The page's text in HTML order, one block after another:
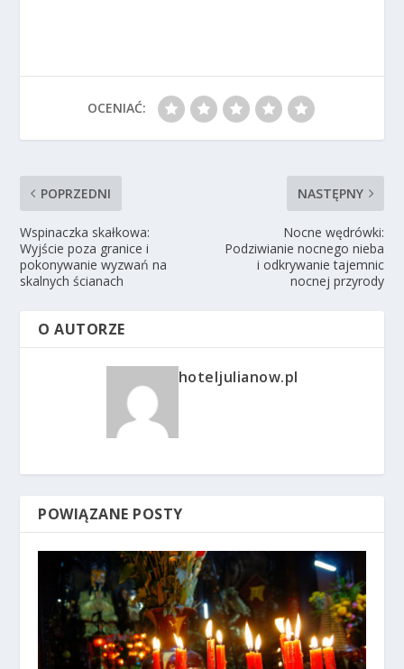
OCENIAĆ:
POPRZEDNI
Wspinaczka skałkowa:
Wyjście poza granice i
pokonywanie wyzwań na
skalnych ścianach
NASTĘPNY
Nocne wędrówki:
Podziwianie nocnego nieba
i odkrywanie tajemnic
nocnej przyrody
O AUTORZE
hoteljulianow.pl
POWIĄZANE POSTY